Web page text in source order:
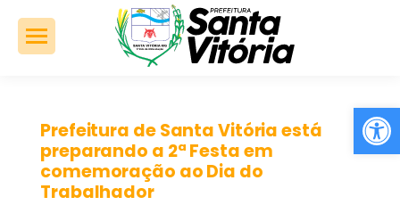
Prefeitura de Santa Vitória está
preparando a 2ª Festa em
comemoração ao Dia do
Trabalhador